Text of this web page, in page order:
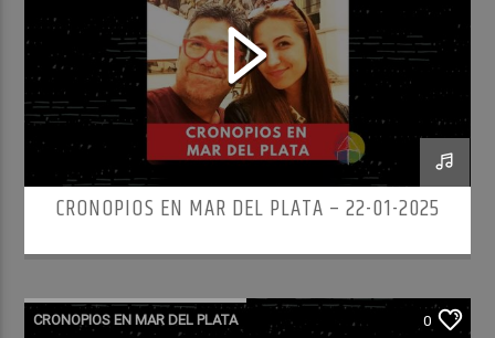
CRONOPIOS EN MAR DEL PLATA – 22-01-2025
CRONOPIOS EN MAR DEL PLATA 0